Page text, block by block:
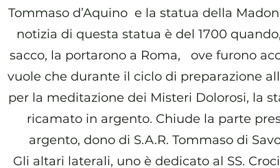
Tommaso d’Aquino e la statua della
notizia di questa statua è del 1700
sacco, la portarono a Roma, ove furono
vuole che durante il ciclo di preparazione
per la meditazione dei Misteri Dolorosi, la
ricamato in argento. Chiude la parte
argento, dono di S.A.R. Tommaso di
Gli altari laterali, uno è dedicato al SS.